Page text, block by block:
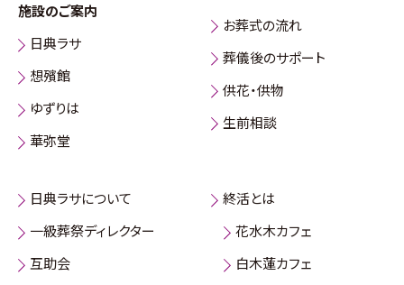
施設のご案内
日典ラサ
想殯館
ゆずりは
華弥堂
お葬式の流れ
葬儀後のサポート
供花・供物
生前相談
日典ラサについて
一級葬祭ディレクター
互助会
終活とは
花水木カフェ
白木蓮カフェ